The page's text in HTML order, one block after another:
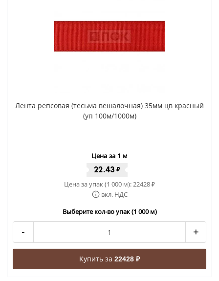
Лента репсовая (тесьма вешалочная) 35мм цв красный
(уп 100м/1000м)
Цена за 1 м
22.43 ₽
Цена за упак (1 000 м):22428₽
вкл. НДС
Выберите кол-во упак (1 000 м)
- +
Купить за 22428 ₽